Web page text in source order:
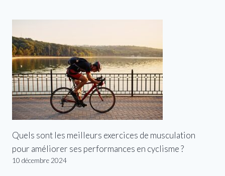
Quels sont les meilleurs exercices de musculation
pour améliorer ses performances en cyclisme ?
10 décembre 2024